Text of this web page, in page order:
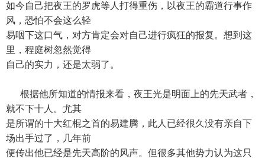
如今自己把夜王的罗虎等人打得重伤，以夜王的霸道行事作
风，恐怕不会这么轻
易咽下这口气，对方肯定会对自己进行疯狂的报复。想到这
里，程庭树忽然觉得
自己的实力，还是太弱了。
根据他所知道的情报来看，夜王光是明面上的先天武者，
就不下十人。尤其
是所谓的十大红棍之首的易建腾，此人已经很久没有亲自下
场出手过了，几年前
便传出他已经是先天高阶的风声。但很多其他势力认为这只